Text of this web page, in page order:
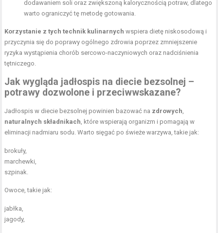
dodawaniem soli oraz zwiększoną kalorycznością potraw, dlatego
warto ograniczyć tę metodę gotowania.
Korzystanie z tych technik kulinarnych wspiera dietę niskosodową i
przyczynia się do poprawy ogólnego zdrowia poprzez zmniejszenie
ryzyka wystąpienia chorób sercowo-naczyniowych oraz nadciśnienia
tętniczego.
Jak wygląda jadłospis na diecie bezsolnej –
potrawy dozwolone i przeciwwskazane?
Jadłospis w diecie bezsolnej powinien bazować na zdrowych,
naturalnych składnikach, które wspierają organizm i pomagają w
eliminacji nadmiaru sodu. Warto sięgać po świeże warzywa, takie jak:
brokuły,
marchewki,
szpinak.
Owoce, takie jak:
jabłka,
jagody,